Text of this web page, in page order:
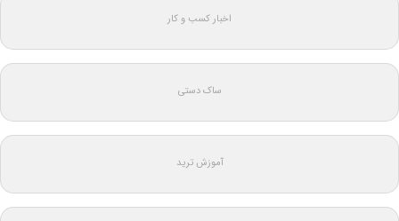
اخبار کسب و کار
ساک دستی
آموزش ترید